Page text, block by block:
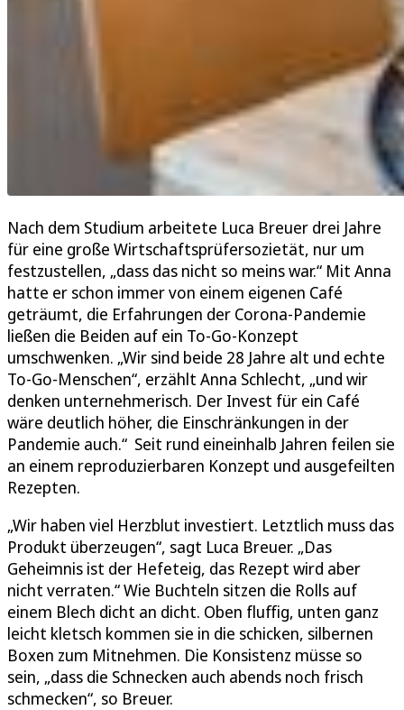
Nach dem Studium arbeitete Luca Breuer drei Jahre
für eine große Wirtschaftsprüfersozietät, nur um
festzustellen, „dass das nicht so meins war.“ Mit Anna
hatte er schon immer von einem eigenen Café
geträumt, die Erfahrungen der Corona-Pandemie
ließen die Beiden auf ein To-Go-Konzept
umschwenken. „Wir sind beide 28 Jahre alt und echte
To-Go-Menschen“, erzählt Anna Schlecht, „und wir
denken unternehmerisch. Der Invest für ein Café
wäre deutlich höher, die Einschränkungen in der
Pandemie auch.“ Seit rund eineinhalb Jahren feilen sie
an einem reproduzierbaren Konzept und ausgefeilten
Rezepten.
„Wir haben viel Herzblut investiert. Letztlich muss das
Produkt überzeugen“, sagt Luca Breuer. „Das
Geheimnis ist der Hefeteig, das Rezept wird aber
nicht verraten.“ Wie Buchteln sitzen die Rolls auf
einem Blech dicht an dicht. Oben fluffig, unten ganz
leicht kletsch kommen sie in die schicken, silbernen
Boxen zum Mitnehmen. Die Konsistenz müsse so
sein, „dass die Schnecken auch abends noch frisch
schmecken“, so Breuer.